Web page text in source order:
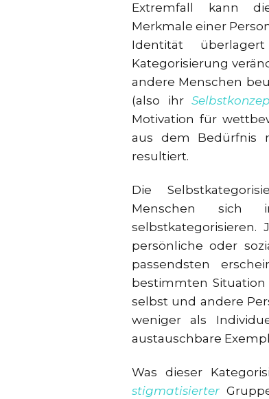
Extremfall kann
Merkmale einer
Identität
Kategorisierung
andere Menschen
(also ihr
Motivation für
aus dem Bedürfnis
resultiert.
Die
Menschen sich
selbstkategorisieren.
persönliche oder
passendsten
bestimmten
selbst und andere
weniger als
austauschbare
Was dieser
stigmatisierter